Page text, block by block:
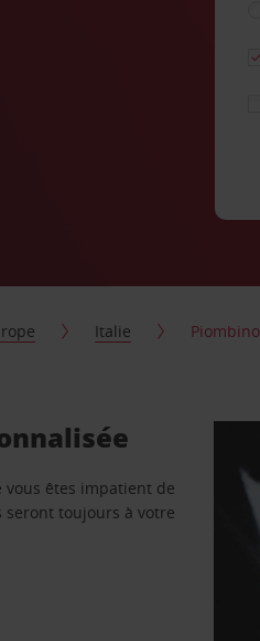
Italie Piombino
êtes impatient de
toujours à votre